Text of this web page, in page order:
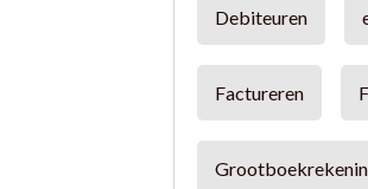
Debiteuren
Factureren